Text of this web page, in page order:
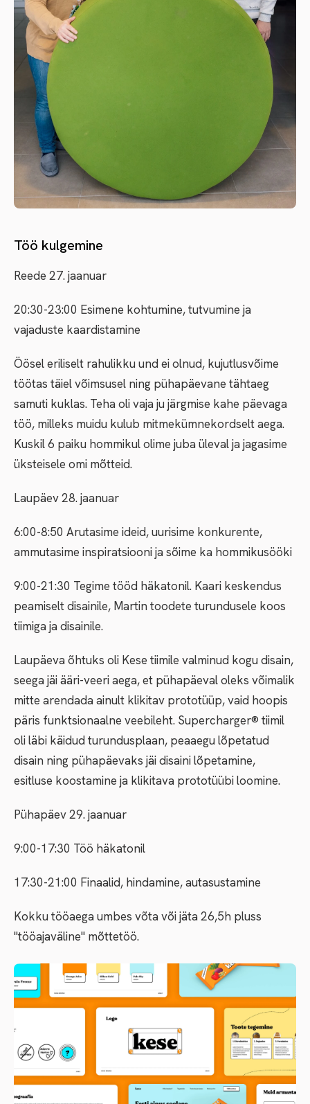
Töö kulgemine
Reede 27. jaanuar
20:30-23:00 Esimene kohtumine, tutvumine ja
vajaduste kaardistamine
Öösel eriliselt rahulikku und ei olnud, kujutlusvõime
töötas täiel võimsusel ning pühapäevane tähtaeg
samuti kuklas. Teha oli vaja ju järgmise kahe päevaga
töö, milleks muidu kulub mitmekümnekordselt aega.
Kuskil 6 paiku hommikul olime juba üleval ja jagasime
üksteisele omi mõtteid.
Laupäev 28. jaanuar
6:00-8:50 Arutasime ideid, uurisime konkurente,
ammutasime inspiratsiooni ja sõime ka hommikusööki
9:00-21:30 Tegime tööd häkatonil. Kaari keskendus
peamiselt disainile, Martin toodete turundusele koos
tiimiga ja disainile.
Laupäeva õhtuks oli Kese tiimile valminud kogu disain,
seega jäi ääri-veeri aega, et pühapäeval oleks võimalik
mitte arendada ainult klikitav prototüüp, vaid hoopis
päris funktsionaalne veebileht. Supercharger® tiimil
oli läbi käidud turundusplaan, peaaegu lõpetatud
disain ning pühapäevaks jäi disaini lõpetamine,
esitluse koostamine ja klikitava prototüübi loomine.
Pühapäev 29. jaanuar
9:00-17:30 Töö häkatonil
17:30-21:00 Finaalid, hindamine, autasustamine
Kokku tööaega umbes võta või jäta 26,5h pluss
"tööajaväline" mõttetöö.